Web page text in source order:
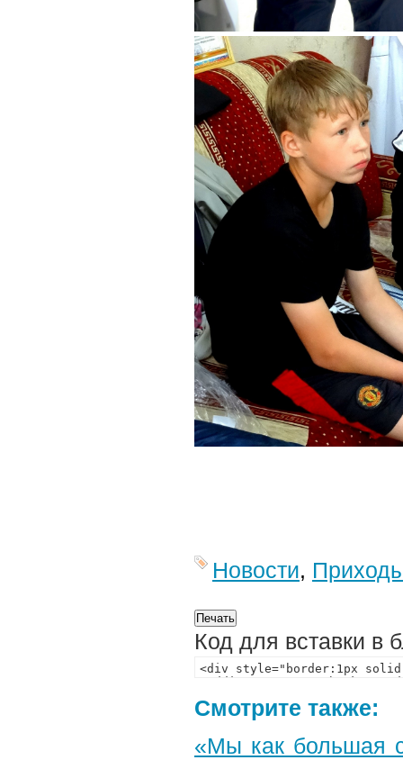
Новости,
Код для вставки в
Смотрите также:
«Мы как большая